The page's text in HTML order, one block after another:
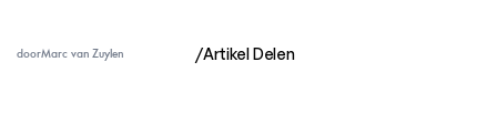
doorMarc van Zuylen /Artikel Delen